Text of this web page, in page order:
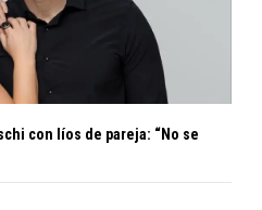
con líos de pareja: “No se